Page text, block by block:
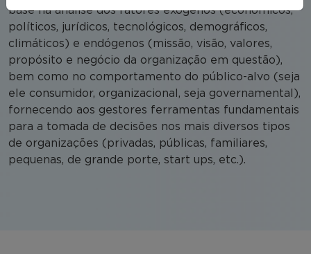
base na análise dos fatores exógenos (econômicos,
políticos, jurídicos, tecnológicos, demográficos,
climáticos) e endógenos (missão, visão, valores,
propósito e negócio da organização em questão),
bem como no comportamento do público-alvo (seja
ele consumidor, organizacional, seja governamental),
fornecendo aos gestores ferramentas fundamentais
para a tomada de decisões nos mais diversos tipos
de organizações (privadas, públicas, familiares,
pequenas, de grande porte, start ups, etc.).